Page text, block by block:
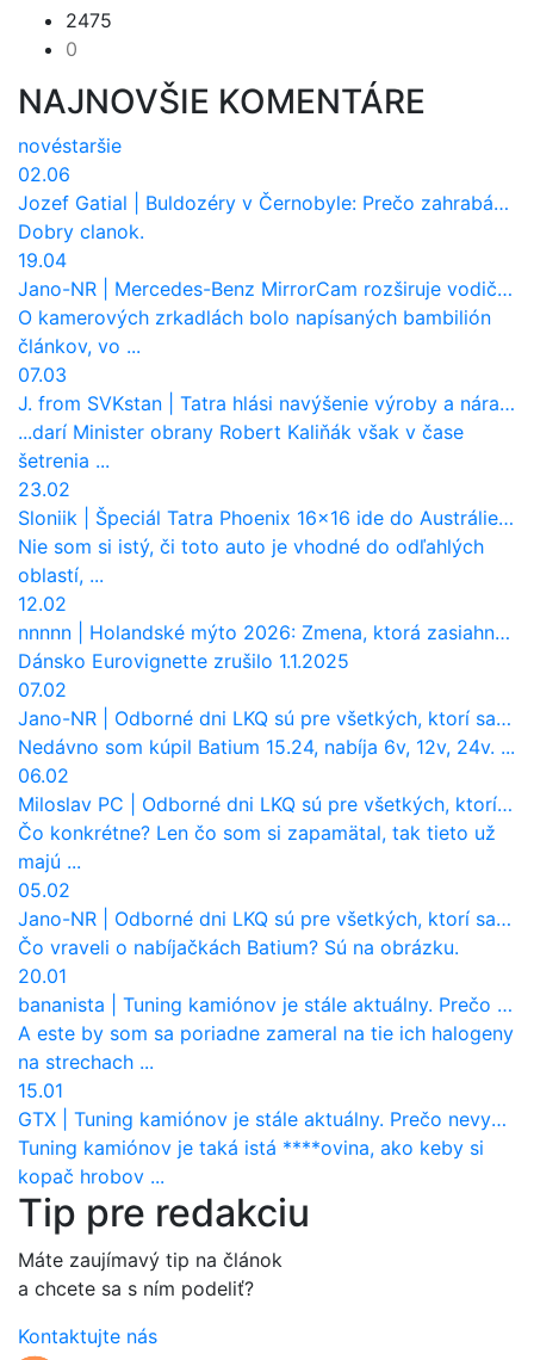
2475
0
NAJNOVŠIE KOMENTÁRE
novéstaršie
02.06
Jozef Gatial
Buldozéry v Černobyle: Prečo zahrabávali Červený les pod zem?
Dobry clanok.
19.04
Jano-NR
Mercedes-Benz MirrorCam rozširuje vodičovi výhľad a uberá autobusom odpor vzduchu
O kamerových zrkadlách bolo napísaných bambilión
článkov, vo ...
07.03
J. from SVKstan
Tatra hlási navýšenie výroby a nárast tržieb. Ktorí odberatelia sú kľúčoví?
...darí Minister obrany Robert Kaliňák však v čase
šetrenia ...
23.02
Sloniik
Špeciál Tatra Phoenix 16×16 ide do Austrálie. Na čo bude slúžiť?
Nie som si istý, či toto auto je vhodné do odľahlých
oblastí, ...
12.02
nnnnn
Holandské mýto 2026: Zmena, ktorá zasiahne slovenských dopravcov
Dánsko Eurovignette zrušilo 1.1.2025
07.02
Jano-NR
Odborné dni LKQ sú pre všetkých, ktorí sa chcú dozvedieť niečo viac
Nedávno som kúpil Batium 15.24, nabíja 6v, 12v, 24v. ...
06.02
Miloslav PC
Odborné dni LKQ sú pre všetkých, ktorí sa chcú dozvedieť niečo viac
Čo konkrétne? Len čo som si zapamätal, tak tieto už
majú ...
05.02
Jano-NR
Odborné dni LKQ sú pre všetkých, ktorí sa chcú dozvedieť niečo viac
Čo vraveli o nabíjačkách Batium? Sú na obrázku.
20.01
bananista
Tuning kamiónov je stále aktuálny. Prečo nevyhynul ako pri osobákoch?
A este by som sa poriadne zameral na tie ich halogeny
na strechach ...
15.01
GTX
Tuning kamiónov je stále aktuálny. Prečo nevyhynul ako pri osobákoch?
Tuning kamiónov je taká istá ****ovina, ako keby si
kopač hrobov ...
Tip pre redakciu
Máte zaujímavý tip na článok
a chcete sa s ním podeliť?
Kontaktujte nás